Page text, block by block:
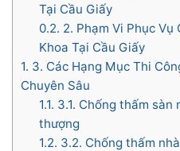
Tại Cầu Giấy
0.2. 2. Phạm Vi Phục Vụ
Khoa Tại Cầu Giấy
1. 3. Các Hạng Mục Thi
Chuyên Sâu
1.1. 3.1. Chống thấm sàn
thượng
1.2. 3.2. Chống thấm